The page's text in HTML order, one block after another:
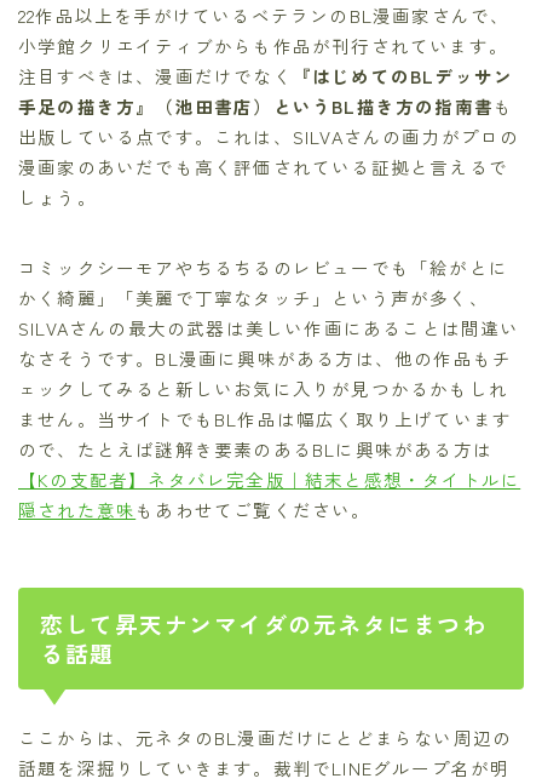
22作品以上を手がけているベテランのBL漫画家さんで、
小学館クリエイティブからも作品が刊行されています。
注目すべきは、漫画だけでなく
『はじめてのBLデッサン
手足の描き方』（池田書店）というBL描き方の指南書も
出版している点です。これは、SILVAさんの画力がプロの
漫画家のあいだでも高く評価されている証拠と言えるで
しょう。
コミックシーモアやちるちるのレビューでも「絵がとに
かく綺麗」「美麗で丁寧なタッチ」という声が多く、
SILVAさんの最大の武器は美しい作画にあることは間違い
なさそうです。BL漫画に興味がある方は、他の作品もチ
ェックしてみると新しいお気に入りが見つかるかもしれ
ません。当サイトでもBL作品は幅広く取り上げています
ので、たとえば謎解き要素のあるBLに興味がある方は
【Kの支配者】ネタバレ完全版｜結末と感想・タイトルに
隠された意味もあわせてご覧ください。
恋して昇天ナンマイダの元ネタにまつわ
る話題
ここからは、元ネタのBL漫画だけにとどまらない周辺の
話題を深掘りしていきます。裁判でLINEグループ名が明